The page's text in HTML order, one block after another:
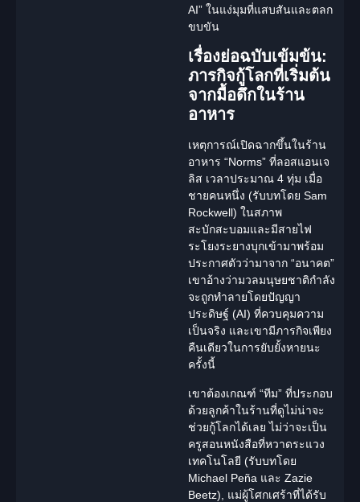
AI” ในแง่มุมที่แสบสันและตลก
ขบขัน
เรื่องย่อฉบับเข้มข้น:
ภารกิจกู้โลกที่เริ่มต้น
จากมื้อดึกในร้าน
อาหาร
เหตุการณ์เปิดฉากขึ้นในร้าน
อาหาร “Norms” ที่ลอสแอนเจ
ลิส เวลาประมาณ 4 ทุ่ม เมื่อ
ชายคนหนึ่ง (รับบทโดย Sam
Rockwell) ในสภาพ
สะบักสะบอมและมีสายไฟ
ระโยงระยางบุกเข้ามาพร้อม
ประกาศตัวว่ามาจาก “อนาคต”
เขาอ้างว่ามวลมนุษยชาติกำลัง
จะถูกทำลายโดยปัญญา
ประดิษฐ์ (AI) ที่ควบคุมความ
เป็นจริง และเขามีภารกิจเพียง
คืนเดียวในการยับยั้งหายนะ
ครั้งนี้
เขาต้องเกณฑ์ “ทีม” ที่ประกอบ
ด้วยลูกค้าในร้านที่ดูไม่น่าจะ
ช่วยกู้โลกได้เลย ไม่ว่าจะเป็น
ครูสอนหนังสือที่หวาดระแวง
เทคโนโลยี (รับบทโดย
Michael Peña และ Zazie
Beetz), แม่ผู้โศกเศร้าที่ได้รับ